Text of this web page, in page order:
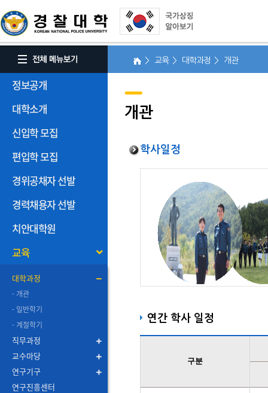
정보공개
대학소개
신입학 모집
편입학 모집
경위공채자 선발
경력채용자 선발
치안대학원
교육
대학과정
- 개관
- 일반학기
- 계절학기
직무과정
교수마당
연구기구
연구진흥센터
> 교육 > 대학과정 > 개관
개관
학사일정
연간 학사 일정
구분